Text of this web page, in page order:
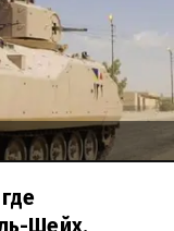
Шейх,